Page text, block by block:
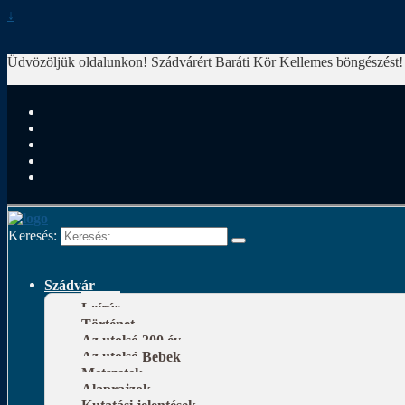
↓
Üdvözöljük oldalunkon! Szádvárért Baráti Kör Kellemes
Keresés:
Szádvár
Leírás
Történet
Az utolsó 300 év
Az utolsó Bebek
Metszetek
Alaprajzok